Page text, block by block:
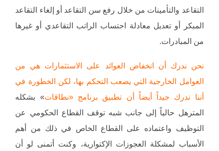
التقاعد والتأمينات من خلال رفع سن التقاعد أو إلغاء التقاعد
المبكر أو تعديل معادلة احتساب الراتب التقاعدي أو غيرها
من المبادرات.
نحن ندرك أن انخفاض العوائد على الاستثمارات هي من
العوامل الخارجية التي يصعب التحكم بها، لكن الخطورة في
أننا ندرك جيداً أيضاً أن تطبيق برنامج «نطاقات» بشكله
المترهل حالياً إلى جانب شبه توقف القطاع الحكومي عن
التوظيف واعتماده على القطاع الخاص في ذلك من أهم
الأسباب لمشكلة العجوزات الإكتوارية، وكنت أتمنى لو أن